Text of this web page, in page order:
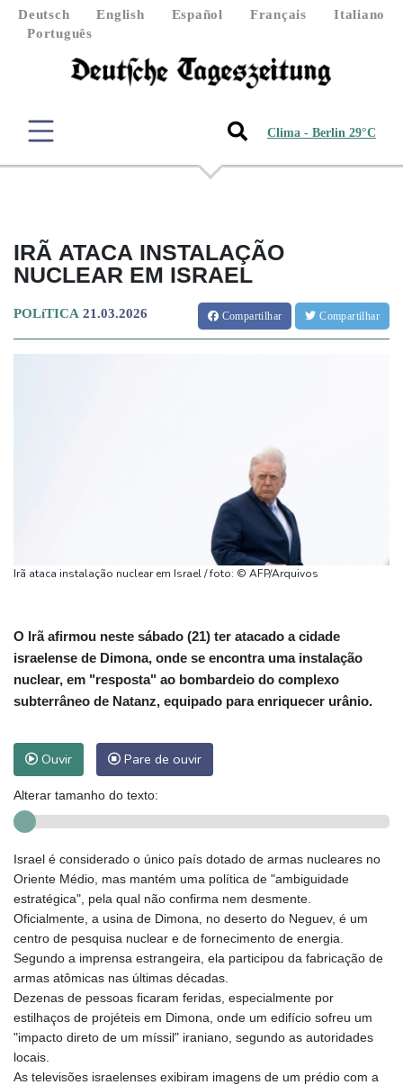
Deutsch English Español Français
Italiano
Português
Clima - Berlin 29°C
IRÃ ATACA INSTALAÇÃO
NUCLEAR EM ISRAEL
POLíTICA 21.03.2026 Compartilhar Compartilhar
Irã ataca instalação nuclear em Israel / foto: © AFP/Arquivos
O Irã afirmou neste sábado (21) ter atacado a cidade
israelense de Dimona, onde se encontra uma instalação
nuclear, em "resposta" ao bombardeio do complexo
subterrâneo de Natanz, equipado para enriquecer urânio.
Ouvir Pare de ouvir
Alterar tamanho do texto:
Israel é considerado o único país dotado de armas nucleares no
Oriente Médio, mas mantém uma política de "ambiguidade
estratégica", pela qual não confirma nem desmente.
Oficialmente, a usina de Dimona, no deserto do Neguev, é um
centro de pesquisa nuclear e de fornecimento de energia.
Segundo a imprensa estrangeira, ela participou da fabricação de
armas atômicas nas últimas décadas.
Dezenas de pessoas ficaram feridas, especialmente por
estilhaços de projéteis em Dimona, onde um edifício sofreu um
"impacto direto de um míssil" iraniano, segundo as autoridades
locais.
As televisões israelenses exibiram imagens de um prédio com a